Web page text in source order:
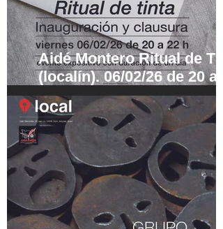
Aidé Montero Ritual de
(localín). 06/02/26 de 20 a
h.